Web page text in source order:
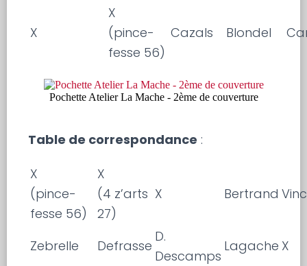
X
X
(pince-
fesse 56)
Cazals Blondel
Pochette Atelier La Mache - 2ème de couverture
Table de correspondance :
X
(pince-
fesse 56)
X
(4 z’arts
27)
X Bertrand
Zebrelle Defrasse
D.
Descamps
Lagache X